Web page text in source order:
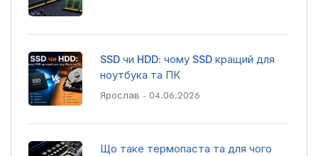
SSD чи HDD: чому SSD кращий для
ноутбука та ПК
Ярослав - 04.06.2026
Що таке термопаста та для чого